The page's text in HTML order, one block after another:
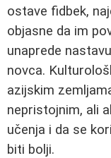
ostave fidbek,
objasne da im
unaprede
novca.
azijskim
nepristojnim, ali
učenja i da se
biti bolji.